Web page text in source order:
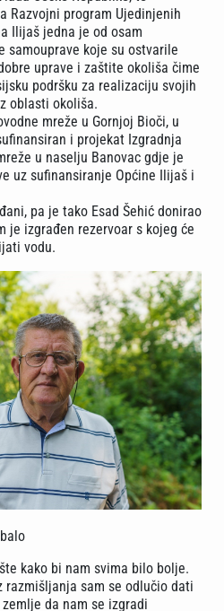
Razvojni program Ujedinjenih
Ilijaš jedna je od osam
samouprave koje su ostvarile
uprave i zaštite okoliša čime
podršku za realizaciju svojih
oblasti okoliša.
mreže u Gornjoj Bioči, u
i projekat Izgradnja
u naselju Banovac gdje je
uz sufinansiranje Općine Ilijaš i
pa je tako Esad Šehić donirao
je izgrađen rezervoar s kojeg će
vodu.
kako bi nam svima bilo bolje.
razmišljanja sam se odlučio dati
da nam se izgradi